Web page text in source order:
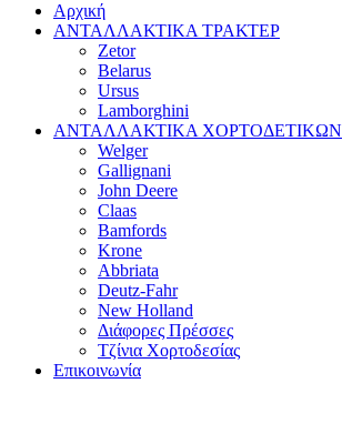
Αρχική
ΑΝΤΑΛΛΑΚΤΙΚΑ ΤΡΑΚΤΕΡ
Zetor
Belarus
Ursus
Lamborghini
ΑΝΤΑΛΛΑΚΤΙΚΑ ΧΟΡΤΟΔΕΤΙΚΩΝ
Welger
Gallignani
John Deere
Claas
Bamfords
Krone
Abbriata
Deutz-Fahr
New Holland
Διάφορες Πρέσσες
Τζίνια Χορτοδεσίας
Επικοινωνία